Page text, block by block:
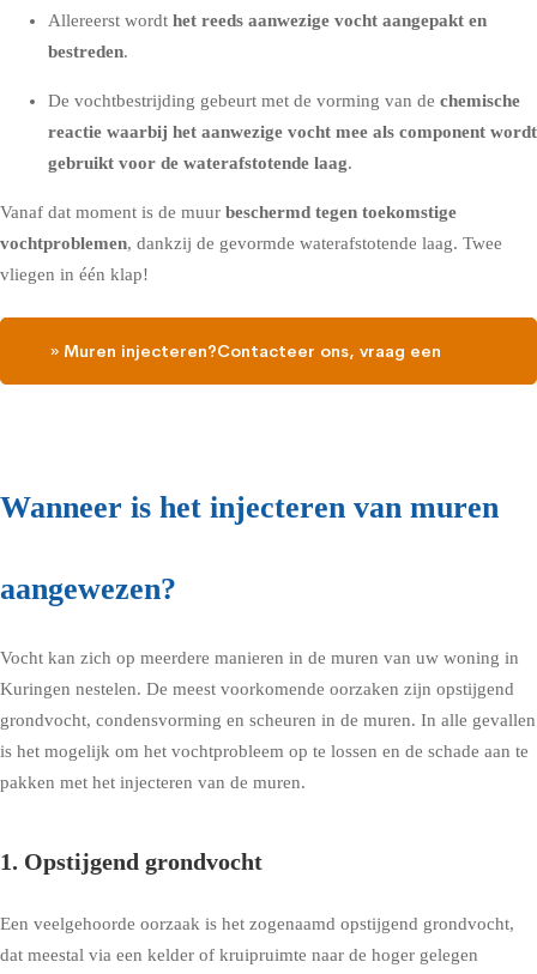
Allereerst wordt het reeds aanwezige vocht aangepakt en
bestreden.
De vochtbestrijding gebeurt met de vorming van de chemische
reactie waarbij het aanwezige vocht mee als component wordt
gebruikt voor de waterafstotende laag.
Vanaf dat moment is de muur beschermd tegen toekomstige
vochtproblemen, dankzij de gevormde waterafstotende laag. Twee
vliegen in één klap!
» Muren injecteren?Contacteer ons, vraag een
Wanneer is het injecteren van muren
aangewezen?
Vocht kan zich op meerdere manieren in de muren van uw woning in
Kuringen nestelen. De meest voorkomende oorzaken zijn opstijgend
grondvocht, condensvorming en scheuren in de muren. In alle gevallen
is het mogelijk om het vochtprobleem op te lossen en de schade aan te
pakken met het injecteren van de muren.
1. Opstijgend grondvocht
Een veelgehoorde oorzaak is het zogenaamd opstijgend grondvocht,
dat meestal via een kelder of kruipruimte naar de hoger gelegen